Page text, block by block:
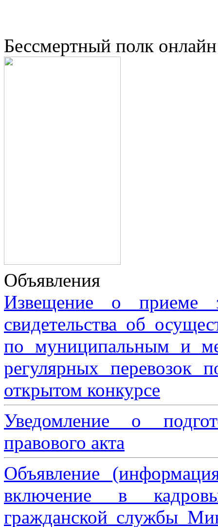
Бессмертный полк онлайн
Объявления
Извещение о приеме
свидетельства об
по муниципальным и
регулярных перевозок
открытом конкурсе
Уведомление о
правового акта
Объявление
включение в
гражданской службы